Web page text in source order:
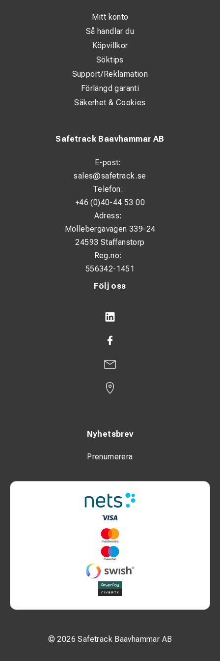
Tekniska specifikationer:
Max arbetsspänning: 500 V AC
ARC-skydd: 26,3 cal/cm²
Standarder: EN 60903, IEC 61482-1-2
Följ oss
Nyhetsbrev
Prenumerera
© 2026 Safetrack Baavhammar AB
Safetrack Baavhammar AB
E-post:
sales@safetrack.se
Telefon:
+46 (0)40-44 53 00
Adress:
Möllebergavägen 339-24
24593 Staffanstorp
Reg.no:
556342-1451
Mitt konto
Så handlar du
Köpvillkor
Söktips
Support/Reklamation
Förlängd garanti
Säkerhet & Cookies